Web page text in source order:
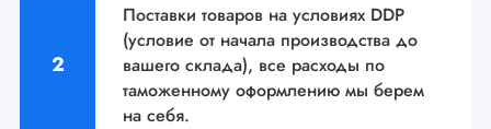
Поставки товаров на условиях DDP
(условие от начала производства до
вашего склада), все расходы по
таможенному оформлению мы берем
на себя.